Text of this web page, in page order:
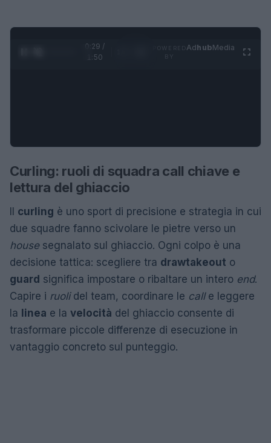
0:30 /
1:50
AdhubMedia
Curling: ruoli di squadra call chiave e
lettura del ghiaccio
curling è uno sport di precisione e strategia in cui
due squadre fanno scivolare le pietre verso un
housesegnalato sul ghiaccio. Ogni colpo è una
decisione tattica: scegliere tra drawtakeout o
guard significa impostare o ribaltare un intero end.
Capire i ruolidel team, coordinare le calle leggere
la linea e la velocità del ghiaccio consente di
trasformare piccole differenze di esecuzione in
vantaggio concreto sul punteggio.